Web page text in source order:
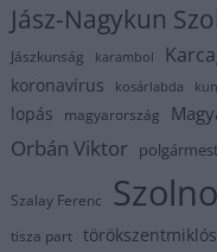
Jász-Nagykun
Jászkunság karambol
koronavírus kosárlabda
lopás magyarország
Orbán Viktor
Szalay Ferenc
tisza part törökszentmiklós